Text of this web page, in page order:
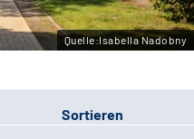
Quelle:Isabella Nadobny
Sortieren